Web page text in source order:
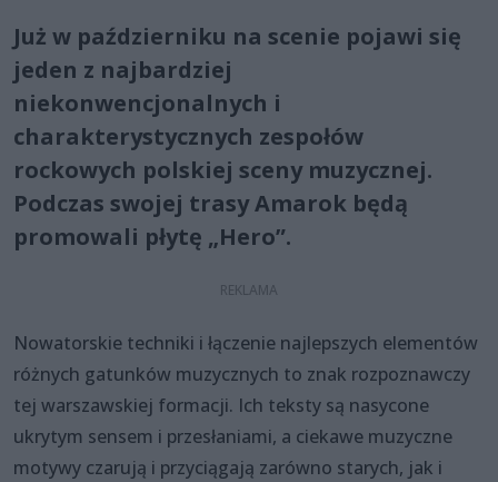
Już w październiku na scenie pojawi się
jeden z najbardziej
niekonwencjonalnych i
charakterystycznych zespołów
rockowych polskiej sceny muzycznej.
Podczas swojej trasy Amarok będą
promowali płytę „Hero”.
Nowatorskie techniki i łączenie najlepszych elementów
różnych gatunków muzycznych to znak rozpoznawczy
tej warszawskiej formacji. Ich teksty są nasycone
ukrytym sensem i przesłaniami, a ciekawe muzyczne
motywy czarują i przyciągają zarówno starych, jak i